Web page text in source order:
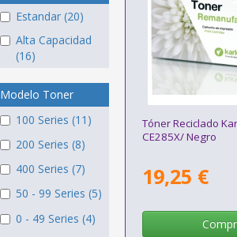
Estandar (20)
Alta Capacidad
(16)
Modelo Toner
100 Series (11)
200 Series (8)
400 Series (7)
50 - 99 Series (5)
0 - 49 Series (4)
Tóner Reciclado
CE285X/ Negro
19,25 €